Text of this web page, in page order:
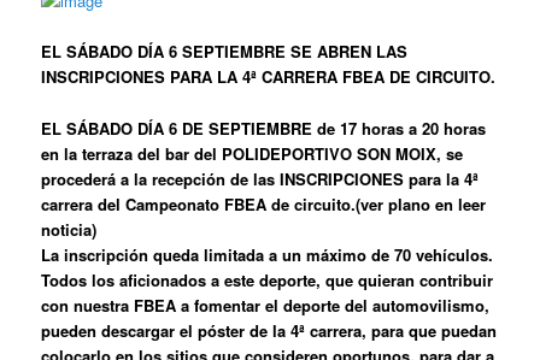
EL SÁBADO DÍA 6 SEPTIEMBRE SE ABREN LAS
INSCRIPCIONES PARA LA 4ª CARRERA FBEA DE CIRCUITO.
EL SÁBADO DÍA 6 DE SEPTIEMBRE de 17 horas a 20 horas
en la terraza del bar del POLIDEPORTIVO SON MOIX, se
procederá a la recepción de las INSCRIPCIONES para la 4ª
carrera del Campeonato FBEA de circuito.(ver plano en leer
noticia)
La inscripción queda limitada a un máximo de 70 vehículos.
Todos los aficionados a este deporte, que quieran contribuir
con nuestra FBEA a fomentar el deporte del automovilismo,
pueden descargar el póster de la 4ª carrera, para que puedan
colocarlo en los sitios que consideren oportunos, para dar a